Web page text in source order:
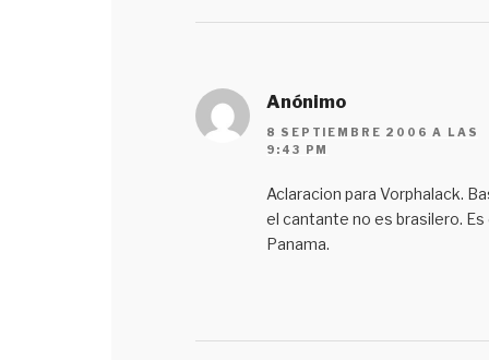
Anónimo
8 SEPTIEMBRE 2006 A LAS
9:43 PM
Aclaracion para Vorphalack.
el cantante no es brasilero. Es
Panama.